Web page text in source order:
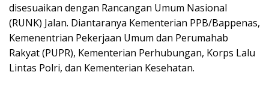
disesuaikan dengan Rancangan Umum Nasional
(RUNK) Jalan. Diantaranya Kementerian PPB/Bappenas,
Kemenentrian Pekerjaan Umum dan Perumahab
Rakyat (PUPR), Kementerian Perhubungan, Korps Lalu
Lintas Polri, dan Kementerian Kesehatan.